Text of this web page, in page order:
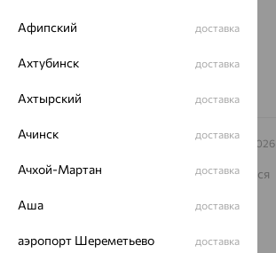
8 (800) 250-02-30
© ООО «Ювелирный дом «Кристалл»,
– 2026
На информационном ресурсе применяются
ОГРН 1044800168379
Афипский доставка
Ахтубинск доставка
Ахтырский доставка
Ачинск доставка
Ачхой-Мартан доставка
Аша доставка
аэропорт Шереметьево доставка